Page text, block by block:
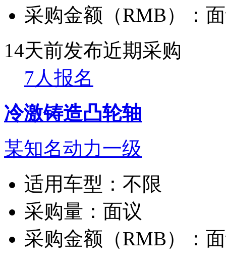
采购金额（RMB）：
14天前发布近期采购
7人报名
冷激铸造凸轮轴
某知名动力一级
适用车型： 不限
采购量： 面议
采购金额（RMB）：